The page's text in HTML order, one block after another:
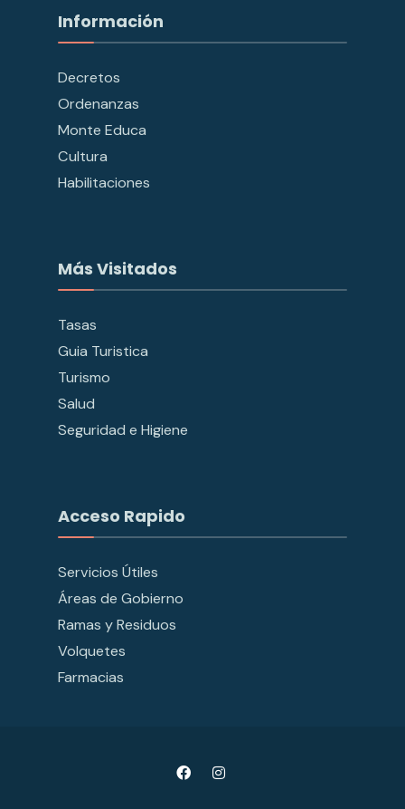
Información
Decretos
Ordenanzas
Monte Educa
Cultura
Habilitaciones
Más Visitados
Tasas
Guia Turistica
Turismo
Salud
Seguridad e Higiene
Acceso Rapido
Servicios Útiles
Áreas de Gobierno
Ramas y Residuos
Volquetes
Farmacias